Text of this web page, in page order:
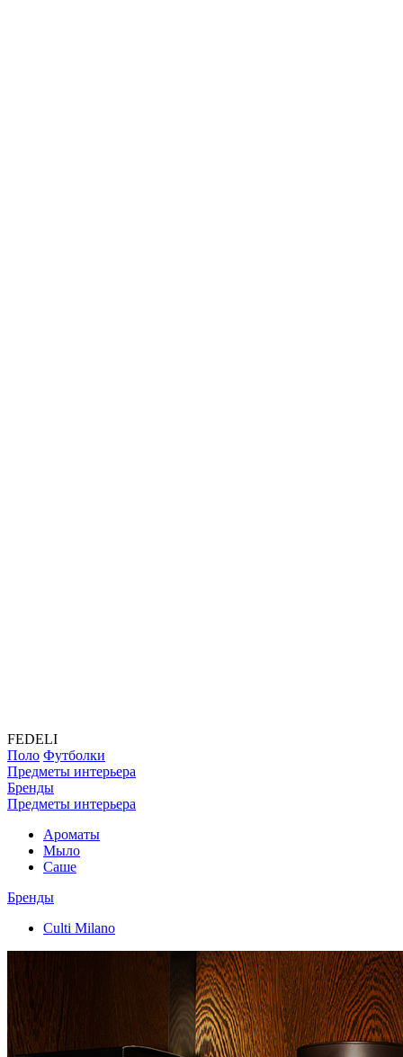
FEDELI
Поло Футболки
Предметы интерьера
Бренды
Предметы интерьера
Ароматы
Мыло
Саше
Бренды
Culti Milano